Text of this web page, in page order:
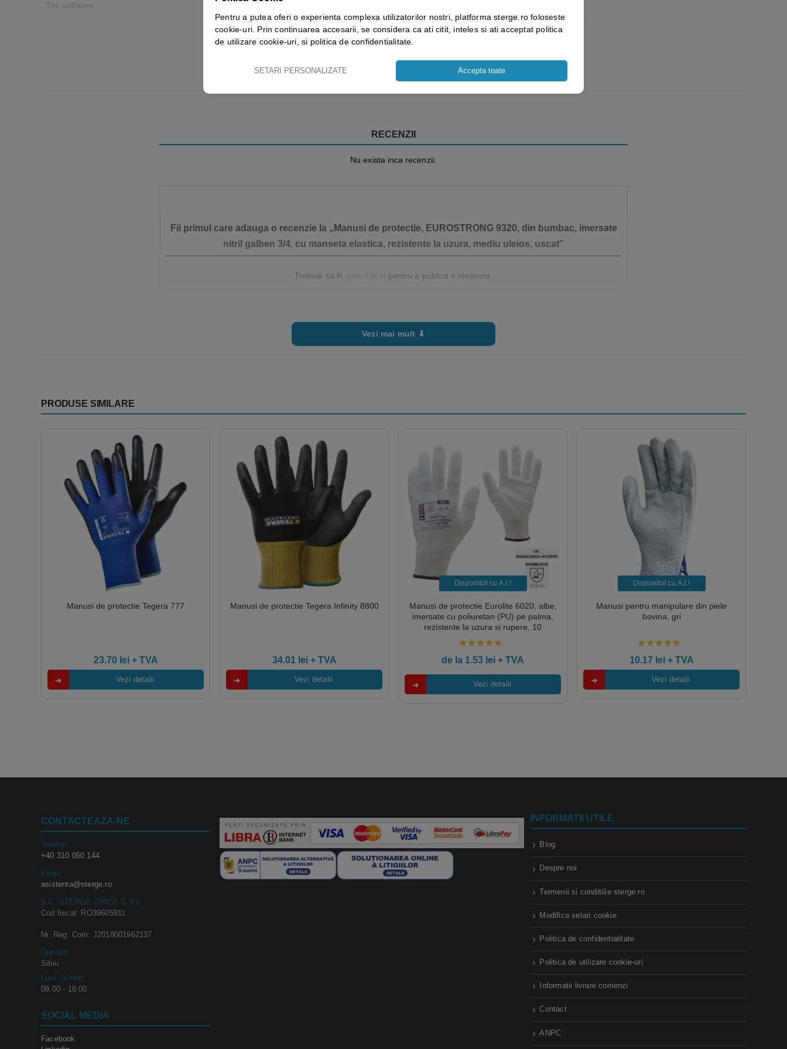
Tip utilizare
Vezi mai mult ⬇
RECENZII
Nu exista inca recenzii.
Fii primul care adauga o recenzie la „Manusi de protectie, EUROSTRONG 9320, din bumbac, imersate
nitril galben 3/4, cu manseta elastica, rezistente la uzura, mediu uleios, uscat”
Trebuie sa fii autentificat pentru a publica o recenzie.
Vezi mai mult ⬇
PRODUSE SIMILARE
Manusi de protectie Tegera 777
23.70 lei+ TVA
Vezi detalii
Manusi de protectie Tegera Infinity 8800
34.01 lei+ TVA
Vezi detalii
Disponibil cu A.I.​!
Manusi de protectie Eurolite 6020, albe,
imersate cu poliuretan (PU) pe palma,
rezistente la uzura si rupere, 10
perechi/pachet Coverguard
de la 1.53 lei + TVA
Vezi detalii
Disponibil cu A.I.​!
Manusi pentru manipulare din piele
bovina, gri
10.17 lei+ TVA
Vezi detalii
CONTACTEAZA-NE
Telefon:
+40 310 050 144
Email
asistenta@sterge.ro
S.C. STERGE ORICE S.R.L.
Cod fiscal: RO39605911
Nr. Reg. Com: J2018001962137
Depozit:
Sibiu
Luni - Vineri:
09:00 - 18:00
SOCIAL MEDIA
Facebook
INFORMATII UTILE
Blog
Despre noi
Termenii si conditiile sterge.ro
Modifica setari cookie
Politica de confidentialitate
Politica de utilizare cookie-uri
Informatii livrare comenzi
Contact
ANPC
Pentru a putea oferi o experienta complexa utilizatorilor nostri, platforma sterge.ro foloseste
cookie-uri. Prin continuarea accesarii, se considera ca ati citit, inteles si ati acceptat politica
de utilizare cookie-uri, si politica de confidentialitate.
SETARI PERSONALIZATE Accepta toate